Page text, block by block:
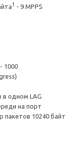
1 - 9 MPPS
1000
в одном LAG
на порт
10240 байт